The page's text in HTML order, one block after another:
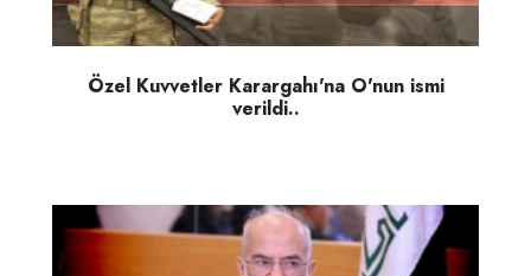
Özel Kuvvetler Karargahı'na O'nun ismi
verildi..